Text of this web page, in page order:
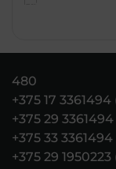
480
+375 17 3361494
+375 29 3361494
+375 33
+375 29